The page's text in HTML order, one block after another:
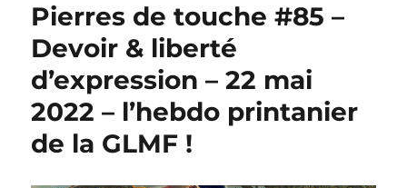
Pierres de touche #85 –
Devoir & liberté
d’expression – 22 mai
2022 – l’hebdo printanier
de la GLMF !